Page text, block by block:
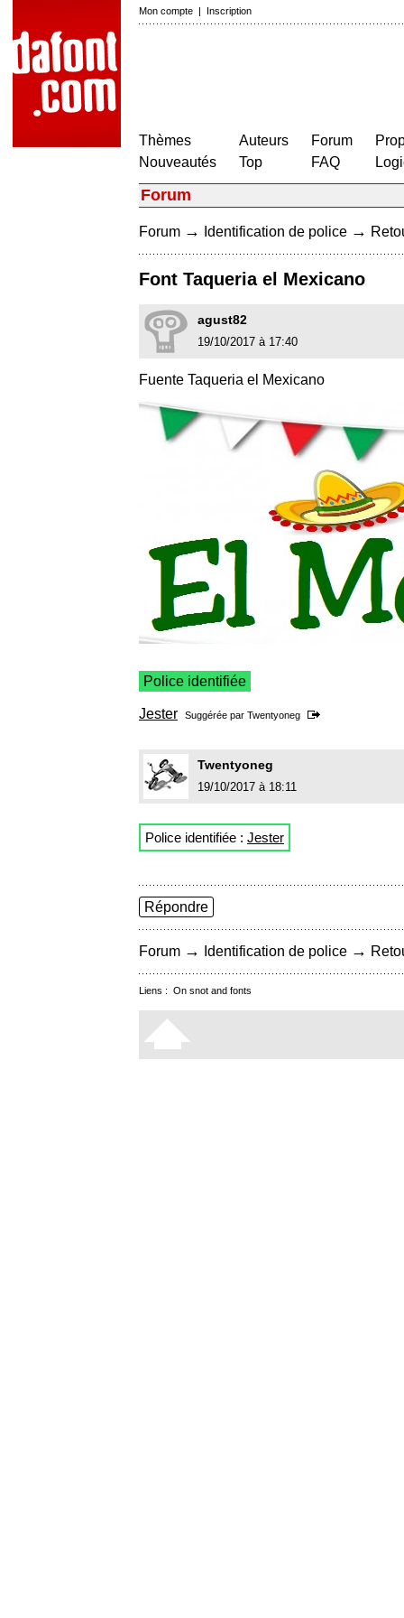
Mon compte | Inscription
Thèmes
Nouveautés
Auteurs
Top
Forum
FAQ
Forum
Forum → Identification de police →
Font Taqueria el Mexicano
agust82
19/10/2017 à 17:40
Fuente Taqueria el Mexicano
Police identifiée
Jester Suggérée par Twentyoneg
Twentyoneg
19/10/2017 à 18:11
Police identifiée : Jester
Répondre
Forum → Identification de police →
Liens : On snot and fonts